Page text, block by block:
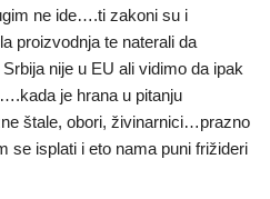
ne ide….ti zakoni su i
proizvodnja te naterali da
nije u EU ali vidimo da ipak
je hrana u pitanju
štale, obori, živinarnici…prazno
se isplati i eto nama puni frižideri